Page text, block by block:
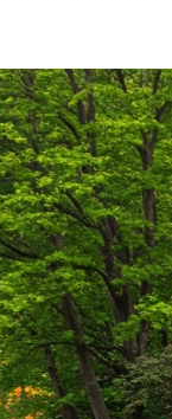
1 529